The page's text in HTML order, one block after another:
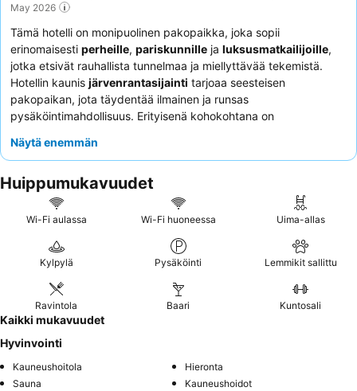
May 2026
Tämä hotelli on monipuolinen pakopaikka, joka sopii
erinomaisesti perheille, pariskunnille ja luksusmatkailijoille,
jotka etsivät rauhallista tunnelmaa ja miellyttävää tekemistä.
Hotellin kaunis järvenrantasijainti tarjoaa seesteisen
pakopaikan, jota täydentää ilmainen ja runsas
pysäköintimahdollisuus. Erityisenä kohokohtana on
uima-altaineen, joka palvelee sekä rentoutumista että aktiivista
ammattitaitoista henkilökuntaa
tyydyttävää aamiaisbuffetia
. Todella rauhallisen kokemuksen
takaamiseksi kannattaa pyytää puutarhaan päin olevaa
Näytä enemmän
Huippumukavuudet
Wi-Fi aulassa Wi-Fi huoneessa Uima-allas
Kylpylä Pysäköinti Lemmikit sallittu
Ravintola Baari Kuntosali
Kaikki mukavuudet
Hyvinvointi
Kauneushoitola
Hieronta
Sauna
Kauneushoidot